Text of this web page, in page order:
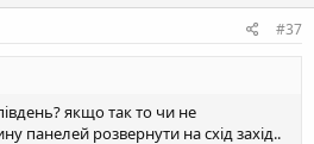
#37
якщо так то чи не
панелей розвернути на схід захід..